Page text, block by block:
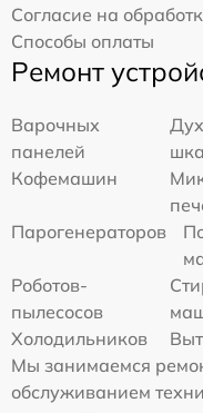
Согласие на
Способы оплаты
Ремонт
Варочных
панелей
Кофемашин
Парогенераторов
Роботов-
пылесосов
Холодильников
Мы занимаемся
обслуживанием